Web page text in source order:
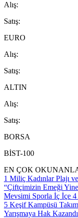
Alış:
Satış:
EURO
Alış:
Satış:
ALTIN
Alış:
Satış:
BORSA
BİST-100
EN ÇOK
1 Miliç Kadınlar Plajı
“Çiftçimizin Emeği Yine
Mevsimi Sporla İç İçe 4
5 Keşif Kampüsü
Yarışmaya Hak Kazandı